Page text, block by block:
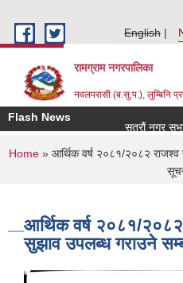
English
रामग्राम नगरपालिका
नवलपरासी (ब.सु.प.), लुम्बिनि
Flash News
सत्रौं नगर
You are here
Home» आर्थिक वर्ष २०८१/२०८२ राजश्व
आर्थिक वर्ष २०८१/२०८२
सुझाव उपलब्ध गराउने